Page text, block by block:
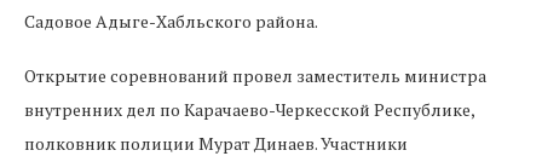
Садовое Адыге-Хабльского района.
Открытие соревнований провел заместитель министра
внутренних дел по Карачаево-Черкесской Республике,
полковник полиции Мурат Динаев. Участники